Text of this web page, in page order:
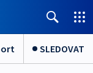
SLEDOVAT